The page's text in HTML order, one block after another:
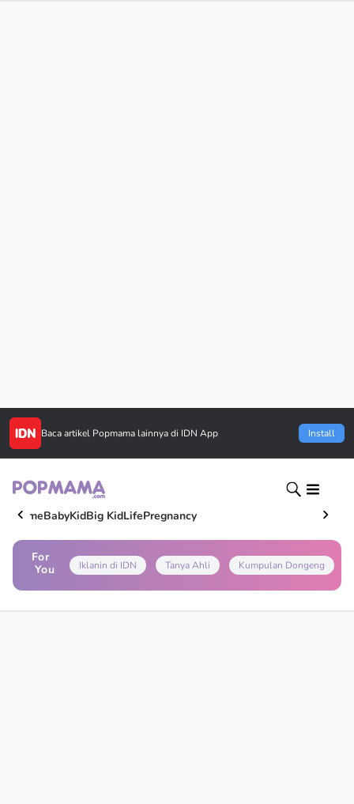
Baca artikel Popmama lainnya di IDN App Install
HomeBabyKidBig KidLifePregnancy
For
You
Iklanin di IDN Tanya Ahli Kumpulan Dongeng